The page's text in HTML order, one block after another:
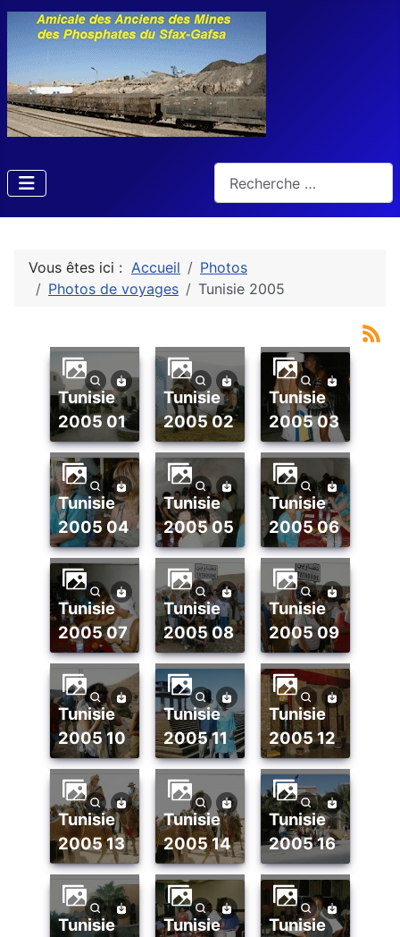
Vous êtes ici : Accueil
Photos
Photos de voyages
Tunisie 2005
tunisie
2005 01
tunisie
2005 02
tunisie
2005 03
tunisie
2005 04
tunisie
2005 05
tunisie
2005 06
tunisie
2005 07
tunisie
2005 08
tunisie
2005 09
tunisie
2005 10
tunisie
2005 11
tunisie
2005 12
tunisie
2005 13
tunisie
2005 14
tunisie
2005 16
tunisie
tunisie
tunisie